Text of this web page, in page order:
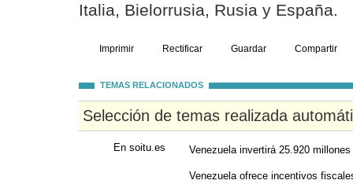
Italia, Bielorrusia, Rusia y España.
Imprimir Rectificar Guardar Compartir
TEMAS RELACIONADOS
Selección de temas realizada
En soitu.es Venezuela invertirá 25.920
Venezuela ofrece incentivos